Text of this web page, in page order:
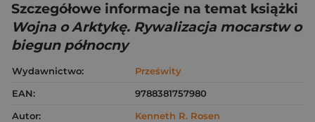
Szczegółowe informacje na temat książki
Wojna o Arktykę. Rywalizacja mocarstw o
biegun północny
Wydawnictwo:
Prześwity
EAN:
9788381757980
Autor:
Kenneth R. Rosen